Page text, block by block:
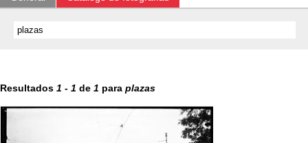
Resultados 1 - 1 de 1 para plazas